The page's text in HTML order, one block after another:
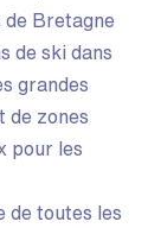
de Bretagne
de ski dans
grandes
de zones
pour les
de toutes les